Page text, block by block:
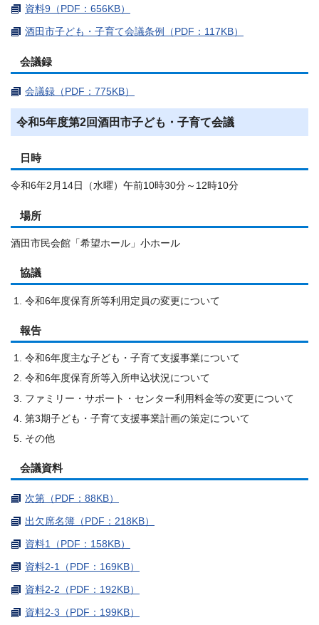
資料9（PDF：656KB）
酒田市子ども・子育て会議条例（PDF：117KB）
会議録
会議録（PDF：775KB）
令和5年度第2回酒田市子ども・子育て会議
日時
令和6年2月14日（水曜）午前10時30分～12時10分
場所
酒田市民会館「希望ホール」小ホール
協議
令和6年度保育所等利用定員の変更について
報告
令和6年度主な子ども・子育て支援事業について
令和6年度保育所等入所申込状況について
ファミリー・サポート・センター利用料金等の変更について
第3期子ども・子育て支援事業計画の策定について
その他
会議資料
次第（PDF：88KB）
出欠席名簿（PDF：218KB）
資料1（PDF：158KB）
資料2-1（PDF：169KB）
資料2-2（PDF：192KB）
資料2-3（PDF：199KB）